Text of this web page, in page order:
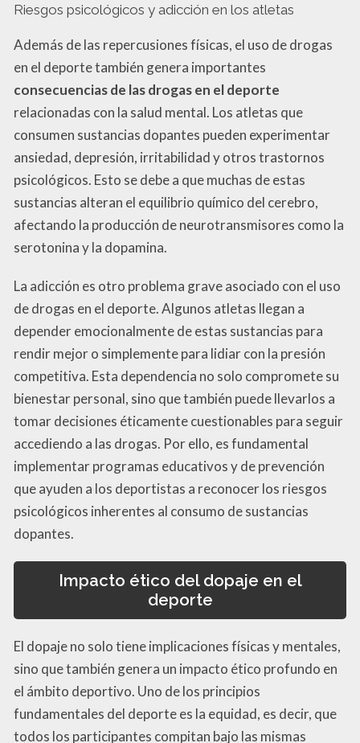
Riesgos psicológicos y adicción en los atletas
Además de las repercusiones físicas, el uso de drogas
en el deporte también genera importantes
consecuencias de las drogas en el deporte
relacionadas con la salud mental. Los atletas que
consumen sustancias dopantes pueden experimentar
ansiedad, depresión, irritabilidad y otros trastornos
psicológicos. Esto se debe a que muchas de estas
sustancias alteran el equilibrio químico del cerebro,
afectando la producción de neurotransmisores como la
serotonina y la dopamina.
La adicción es otro problema grave asociado con el uso
de drogas en el deporte. Algunos atletas llegan a
depender emocionalmente de estas sustancias para
rendir mejor o simplemente para lidiar con la presión
competitiva. Esta dependencia no solo compromete su
bienestar personal, sino que también puede llevarlos a
tomar decisiones éticamente cuestionables para seguir
accediendo a las drogas. Por ello, es fundamental
implementar programas educativos y de prevención
que ayuden a los deportistas a reconocer los riesgos
psicológicos inherentes al consumo de sustancias
dopantes.
Impacto ético del dopaje en el
deporte
El dopaje no solo tiene implicaciones físicas y mentales,
sino que también genera un impacto ético profundo en
el ámbito deportivo. Uno de los principios
fundamentales del deporte es la equidad, es decir, que
todos los participantes compitan bajo las mismas